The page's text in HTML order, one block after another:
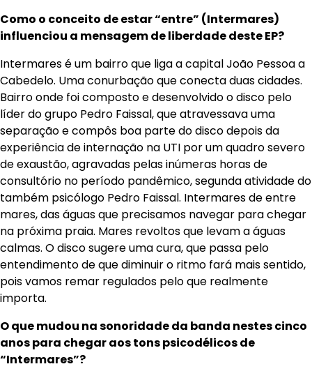
Como o conceito de estar “entre” (Intermares)
influenciou a mensagem de liberdade deste EP?
Intermares é um bairro que liga a capital João Pessoa a
Cabedelo. Uma conurbação que conecta duas cidades.
Bairro onde foi composto e desenvolvido o disco pelo
líder do grupo Pedro Faissal, que atravessava uma
separação e compôs boa parte do disco depois da
experiência de internação na UTI por um quadro severo
de exaustão, agravadas pelas inúmeras horas de
consultório no período pandêmico, segunda atividade do
também psicólogo Pedro Faissal. Intermares de entre
mares, das águas que precisamos navegar para chegar
na próxima praia. Mares revoltos que levam a águas
calmas. O disco sugere uma cura, que passa pelo
entendimento de que diminuir o ritmo fará mais sentido,
pois vamos remar regulados pelo que realmente
importa.
O que mudou na sonoridade da banda nestes cinco
anos para chegar aos tons psicodélicos de
“Intermares”?